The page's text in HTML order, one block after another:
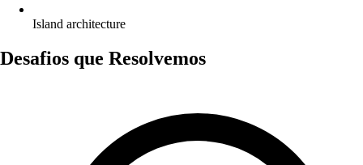
Island architecture
Desafios que Resolvemos